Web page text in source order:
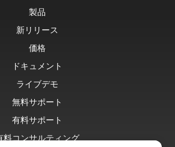
製品
新リリース
価格
ドキュメント
ライブデモ
無料サポート
有料サポート
料コンサルティング